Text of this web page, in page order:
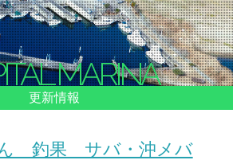
整備・特殊艤装
マリーナ情報・料金表
公式ブログ
MARINA
更新情報
ん 釣果 サバ・沖メバ